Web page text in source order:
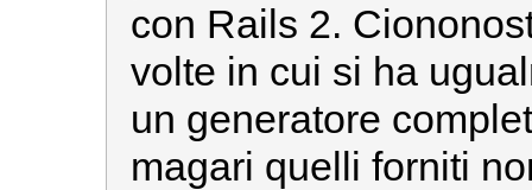
con Rails 2.
volte in cui si ha
un generatore
magari quelli forniti